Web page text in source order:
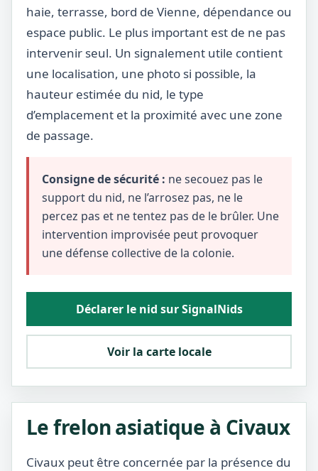
haie, terrasse, bord de Vienne, dépendance ou
espace public. Le plus important est de ne pas
intervenir seul. Un signalement utile contient
une localisation, une photo si possible, la
hauteur estimée du nid, le type
d’emplacement et la proximité avec une zone
de passage.
Consigne de sécurité : ne secouez pas le
support du nid, ne l’arrosez pas, ne le
percez pas et ne tentez pas de le brûler. Une
intervention improvisée peut provoquer
une défense collective de la colonie.
Déclarer le nid sur SignalNids
Voir la carte locale
Le frelon asiatique à Civaux
Civaux peut être concernée par la présence du